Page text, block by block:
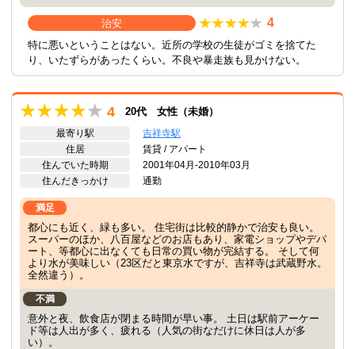
治安 4
特に悪いということはない。近所の学校の生徒がゴミを捨てた
り、いたずらがあったくらい。不良や暴走族も見かけない。
4 20代 女性（未婚）
最寄り駅
吉祥寺駅
住居
賃貸 / アパート
住んでいた時期
2001年04月-2010年03月
住んだきっかけ
通勤
満足
都心にも近く、緑も多い。 住宅街は比較的静かで治安も良い。
スーパーのほか、八百屋などのお店もあり、家電ショップやデパ
ート、等都心に出なくても日常の買い物が完結する。 そして何
より水が美味しい（23区だと東京水ですが、吉祥寺は武蔵野水。
全然違う）。
不満
意外と夜、飲食店が閉まる時間が早い事。 土日は駅前アーケー
ド等は人出が多く、疲れる（人気の街なだけに休日は人が多
い）。